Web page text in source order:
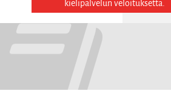
kielipalvelun veloituksetta.